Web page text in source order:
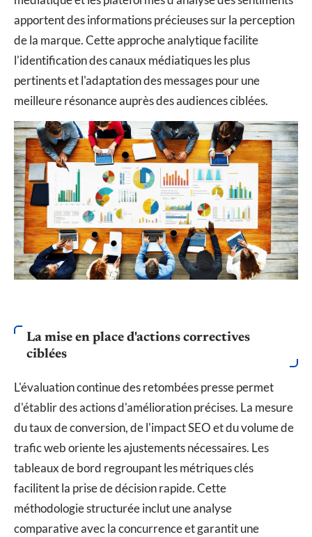
apportent des informations précieuses sur la perception
de la marque. Cette approche analytique facilite
l'identification des canaux médiatiques les plus
pertinents et l'adaptation des messages pour une
meilleure résonance auprès des audiences ciblées.
La mise en place d'actions correctives
ciblées
L'évaluation continue des retombées presse permet
d'établir des actions d'amélioration précises. La mesure
du taux de conversion, de l'impact SEO et du volume de
trafic web oriente les ajustements nécessaires. Les
tableaux de bord regroupant les métriques clés
facilitent la prise de décision rapide. Cette
méthodologie structurée inclut une analyse
comparative avec la concurrence et garantit une